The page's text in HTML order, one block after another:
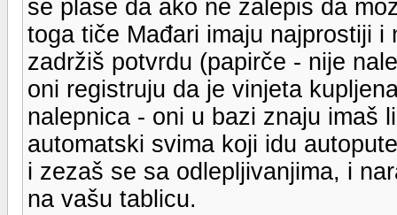
se plaše da ako ne zalepiš da
toga tiče Mađari imaju najprostiji
zadržiš potvrdu (papirče - nije
oni registruju da je vinjeta
nalepnica - oni u bazi znaju imaš
automatski svima koji idu
i zezaš se sa odlepljivanjima, i
na vašu tablicu.